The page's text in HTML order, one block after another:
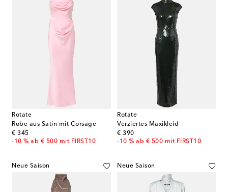
Rotate
Robe aus Satin mit Corsage
€ 345
original price
-10 % ab € 500 mit FIRST10
Rotate
Verziertes Maxikleid
€ 390
original price
-10 % ab € 500 mit FIRST10
Neue Saison Neue Saison